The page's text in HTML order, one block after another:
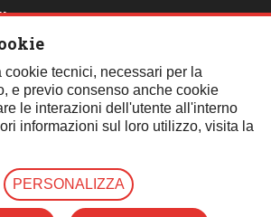
+39 348 850 0110- Email:
Federazione Italiana Fuoristrada | P.iva
Mail Cookie Policy|Privacy
cookie tecnici, necessari per la
e previo consenso anche cookie
le interazioni dell'utente all'interno
informazioni sul loro utilizzo, visita la
PERSONALIZZA